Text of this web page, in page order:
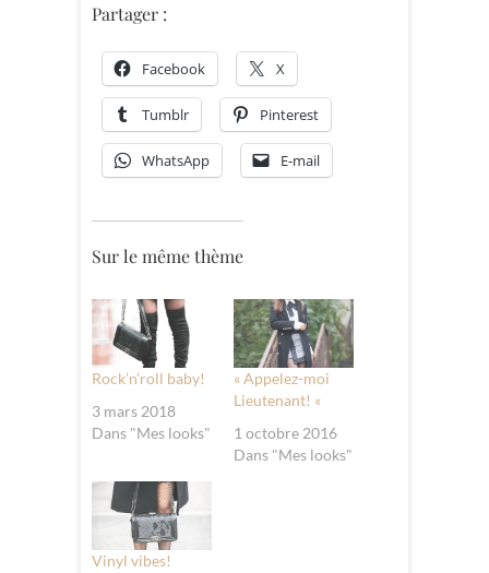
Partager :
Facebook X
Tumblr Pinterest
WhatsApp E-mail
Sur le même thème
Rock’n’roll baby!
3 mars 2018
Dans "Mes looks"
« Appelez-moi
Lieutenant! «
1 octobre 2016
Dans "Mes looks"
Vinyl vibes!